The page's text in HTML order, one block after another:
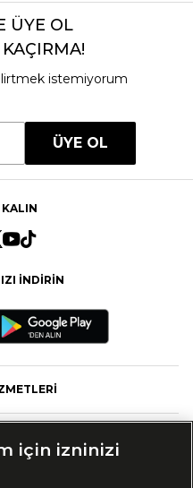
ÜYE OL
istemiyorum
ÜYE OL
İNDİRİN
için izninizi